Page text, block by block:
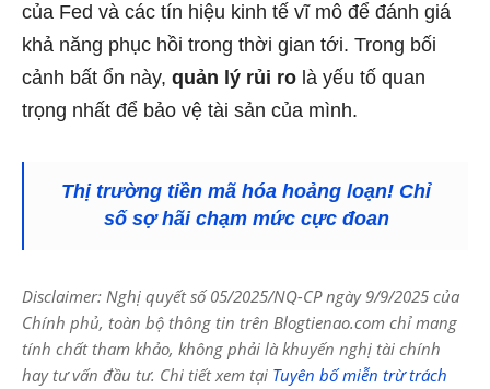
của Fed và các tín hiệu kinh tế vĩ mô để đánh giá
khả năng phục hồi trong thời gian tới. Trong bối
cảnh bất ổn này, quản lý rủi ro là yếu tố quan
trọng nhất để bảo vệ tài sản của mình.
Thị trường tiền mã hóa hoảng loạn! Chỉ
số sợ hãi chạm mức cực đoan
Disclaimer: Nghị quyết số 05/2025/NQ-CP ngày 9/9/2025 của
Chính phủ, toàn bộ thông tin trên Blogtienao.com chỉ mang
tính chất tham khảo, không phải là khuyến nghị tài chính
hay tư vấn đầu tư. Chi tiết xem tại Tuyên bố miễn trừ trách